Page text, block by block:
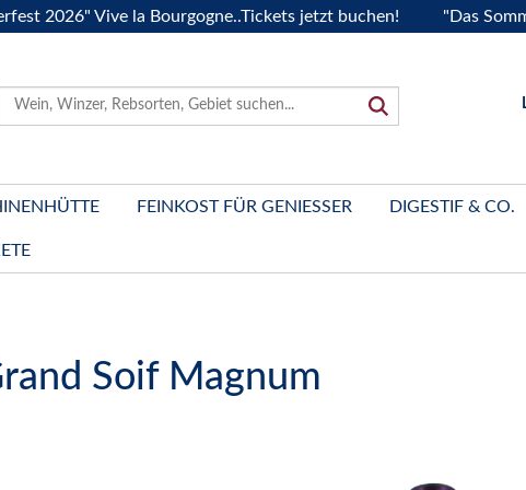
Vive la Bourgogne..Tickets jetzt buchen! "Das
FEINKOST FÜR GENIESSER DIGESTIF & CO.
Soif Magnum